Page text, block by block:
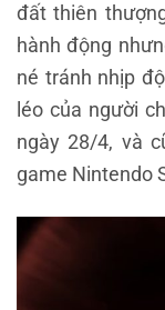
đất thiên
hành động
né tránh nhịp
léo của người
ngày 28/4, và
game Nintendo